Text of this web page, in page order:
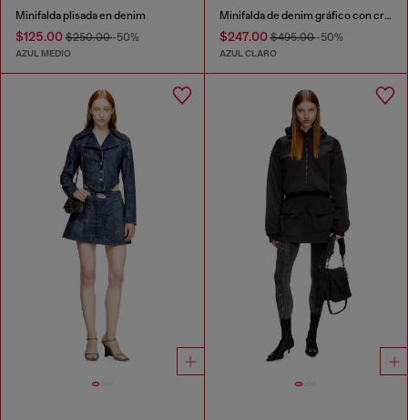
Minifalda plisada en denim
$125.00 $250.00-50%
AZUL MEDIO
Minifalda de denim gráfico con cristales
$247.00$495.00-50%
AZUL CLARO